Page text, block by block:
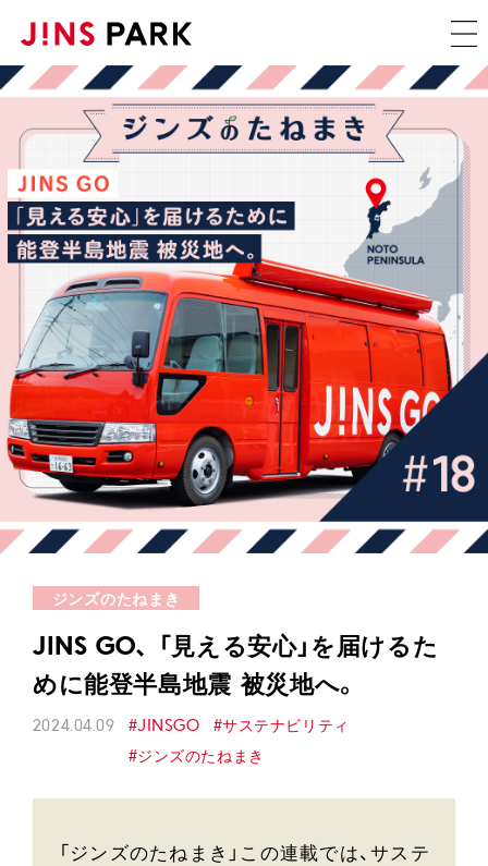
ジンズのたねまき
JINS GO、 「見える安心」を届けるた
めに能登半島地震 被災地へ。
2024.04.09 #JINSGO
#サステナビリティ
#ジンズのたねまき
「ジンズのたねまき」この連載では、サステ